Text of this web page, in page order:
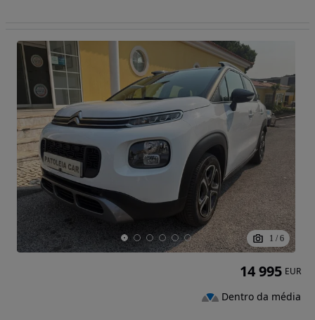
1 / 6
14 995 EUR
Dentro da média